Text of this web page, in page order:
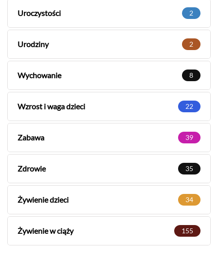
Uroczystości 2
Urodziny 2
Wychowanie 8
Wzrost i waga dzieci 22
Zabawa 39
Zdrowie 35
Żywienie dzieci 34
Żywienie w ciąży 155